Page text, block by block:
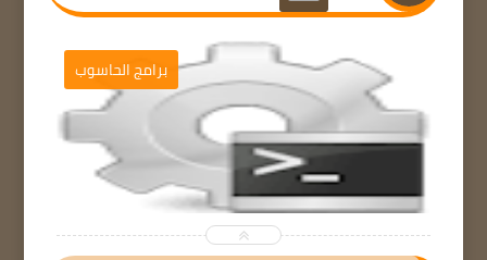
برامج الحاسوب